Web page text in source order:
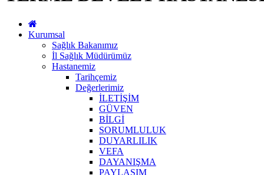
Kurumsal
Sağlık Bakanımız
İl Sağlık Müdürümüz
Hastanemiz
Tarihçemiz
Değerlerimiz
İLETİŞİM
GÜVEN
BİLGİ
SORUMLULUK
DUYARLILIK
VEFA
DAYANIŞMA
PAYLAŞIM